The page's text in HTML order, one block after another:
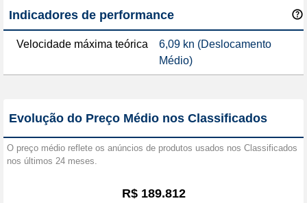
Indicadores de performance
Velocidade máxima teórica
6,09 kn (Deslocamento
Médio)
Evolução do Preço Médio nos Classificados
O preço médio reflete os anúncios de produtos usados nos Classificados
nos últimos 24 meses.
R$ 189.812